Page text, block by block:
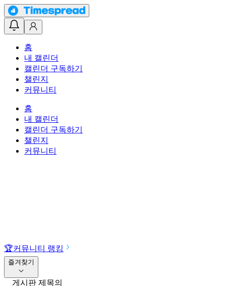
홈
내 캘린더
캘린더 구독하기
챌린지
커뮤니티
홈
내 캘린더
캘린더 구독하기
챌린지
커뮤니티
🏆커뮤니티 랭킹
즐겨찾기
게시판 제목의